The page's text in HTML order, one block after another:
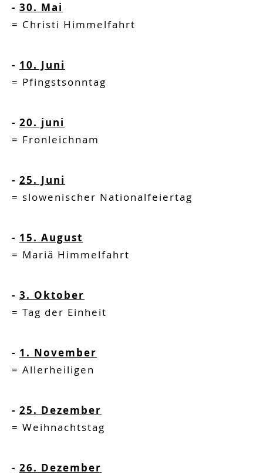
- 30. Mai
= Christi Himmelfahrt
- 10. Juni
= Pfingstsonntag
- 20. juni
= Fronleichnam
- 25. Juni
= slowenischer Nationalfeiertag
- 15. August
= Mariä Himmelfahrt
- 3. Oktober
= Tag der Einheit
- 1. November
= Allerheiligen
- 25. Dezember
= Weihnachtstag
- 26. Dezember